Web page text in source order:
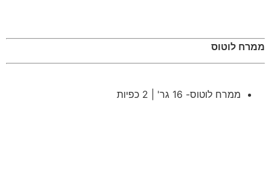
ממרח לוטוס
ממרח לוטוס- 16 גר' | 2 כפיות